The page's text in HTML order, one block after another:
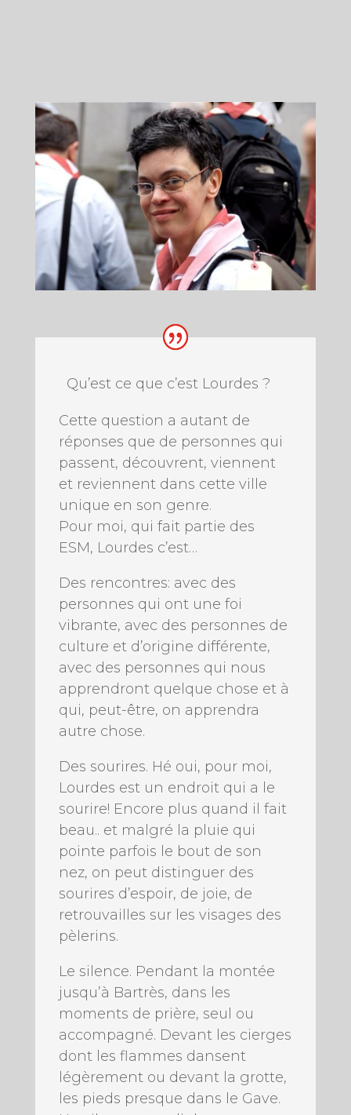
Qu’est ce que c’est Lourdes ?
Cette question a autant de
réponses que de personnes qui
passent, découvrent, viennent
et reviennent dans cette ville
unique en son genre.
Pour moi, qui fait partie des
ESM, Lourdes c’est…
Des rencontres: avec des
personnes qui ont une foi
vibrante, avec des personnes de
culture et d’origine différente,
avec des personnes qui nous
apprendront quelque chose et à
qui, peut-être, on apprendra
autre chose.
Des sourires. Hé oui, pour moi,
Lourdes est un endroit qui a le
sourire! Encore plus quand il fait
beau.. et malgré la pluie qui
pointe parfois le bout de son
nez, on peut distinguer des
sourires d’espoir, de joie, de
retrouvailles sur les visages des
pèlerins.
Le silence. Pendant la montée
jusqu’à Bartrès, dans les
moments de prière, seul ou
accompagné. Devant les cierges
dont les flammes dansent
légèrement ou devant la grotte,
les pieds presque dans le Gave.